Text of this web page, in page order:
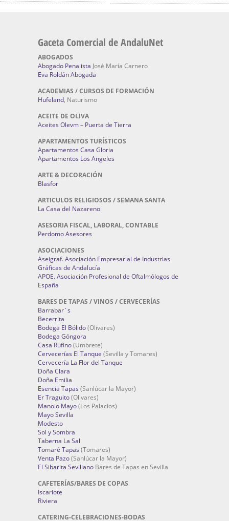
Gaceta Comercial de AndaluNet
ABOGADOS
Abogado Penalista José María Carnero
Eva Roldán Abogada
ACADEMIAS / CURSOS DE FORMACIÓN
Hufeland, Naturismo
ACEITE DE OLIVA
Aceites Olevm – Puerta de Tierra
APARTAMENTOS TURÍSTICOS
Apartamentos Casa Gloria
Apartamentos Los Angeles
ARTE & DECORACIÓN
Blasfor
ARTICULOS RELIGIOSOS / SEMANA SANTA
La Casa del Nazareno
ASESORIA FISCAL, LABORAL, CONTABLE
Perdomo Asesores
ASOCIACIONES
Aseigraf. Asociación Empresarial de Industrias
Gráficas de Andalucía
APOE. Asociación Profesional de Oftalmólogos de
España
BARES DE TAPAS / VINOS / CERVECERÍAS
Barrabar´s
Becerrita
Bodega El Bólido(Olivares)
Bodega Góngora
Casa Rufino(Umbrete)
Cervecerías El Tanque (Sevilla y Tomares)
Cervecería La Flor del Tanque
Doña Clara
Doña Emilia
Esencia Tapas (Sanlúcar la Mayor)
Er Traguito(Olivares)
Manolo Mayo(Los Palacios)
Mayo Sevilla
Modesto
Sol y Sombra
Taberna La Sal
Tomaré Tapas (Tomares)
Venta Pazo(Sanlúcar la Mayor)
El Sibarita Sevillano Bares de Tapas en Sevilla
CAFETERÍAS/BARES DE COPAS
Iscariote
Riviera
CATERING-CELEBRACIONES-BODAS